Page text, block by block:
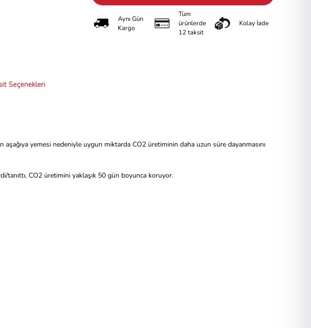
Aynı Gün
Kargo
Tüm
ürünlerde
12 taksit
Kolay İade
Seçenekleri
yemesi nedeniyle uygun miktarda CO2 üretiminin daha uzun süre dayanmasını
CO2 üretimini yaklaşık 50 gün boyunca koruyor.